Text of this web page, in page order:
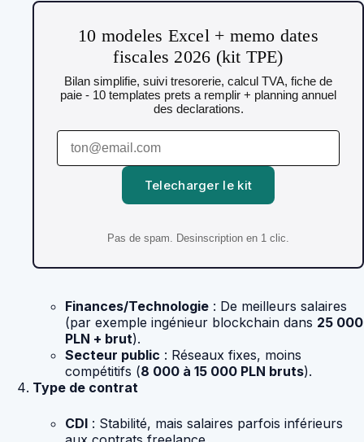
10 modeles Excel + memo dates
fiscales 2026 (kit TPE)
Bilan simplifie, suivi tresorerie, calcul TVA, fiche de
paie - 10 templates prets a remplir + planning annuel
des declarations.
Telecharger le kit
Pas de spam. Desinscription en 1 clic.
Finances/Technologie : De meilleurs salaires
(par exemple ingénieur blockchain dans 25 000
PLN + brut).
Secteur public : Réseaux fixes, moins
compétitifs (8 000 à 15 000 PLN bruts).
Type de contrat
CDI : Stabilité, mais salaires parfois inférieurs